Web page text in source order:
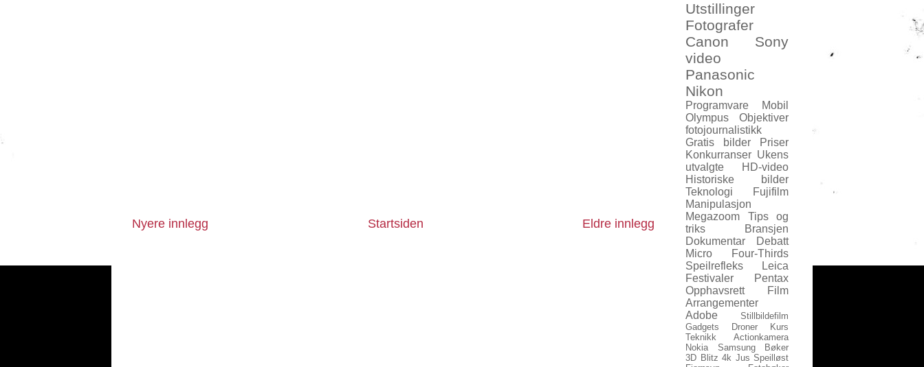
Nyere innlegg Eldre innlegg
Startsiden
Utstillinger
Fotografer
Canon
Sony
video
Panasonic
Nikon
Programvare
Mobil
Olympus
Objektiver
fotojournalistikk
Gratis bilder
Priser
Konkurranser Ukens
utvalgte
HD-video
Historiske bilder
Teknologi
Fujifilm
Manipulasjon
Megazoom
Tips og
triks
Bransjen
Dokumentar
Debatt
Micro Four-Thirds
Speilrefleks
Leica
Festivaler
Pentax
Opphavsrett
Film
Arrangementer
Adobe
Stillbildefilm
Gadgets
Droner
Kurs
Teknikk
Actionkamera
Nokia
Samsung
Bøker
3D Blitz 4k Jus Speilløst